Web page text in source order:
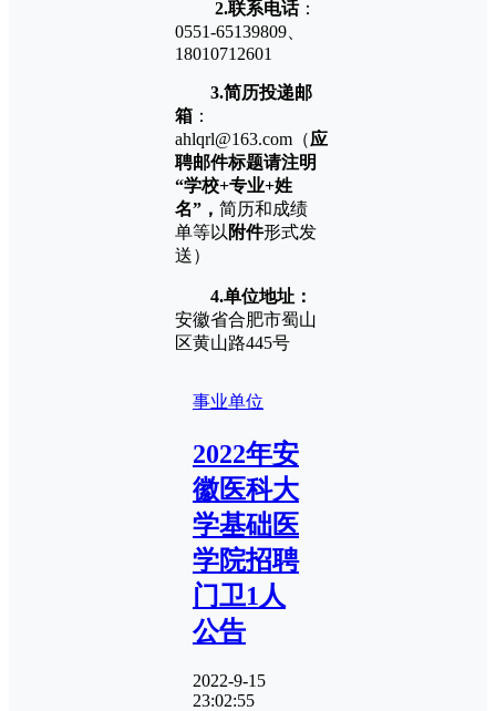
2.联系电话：
0551-65139809、
18010712601
3.简历投递邮
箱 ：
ahlqrl@163.com（应
聘邮件标题请注明
“学校+专业+姓
名”， 简历和成绩
单等以 附件形式发
送）
4.单位地址：
安徽省合肥市蜀山
区黄山路445号
事业单位
2022年安
徽医科大
学基础医
学院招聘
门卫1人
公告
2022-9-15
23:02:55